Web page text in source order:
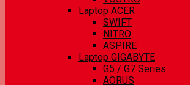
Laptop ACER
SWIFT
NITRO
ASPIRE
Laptop GIGABYTE
G5 / G7 Series
AORUS